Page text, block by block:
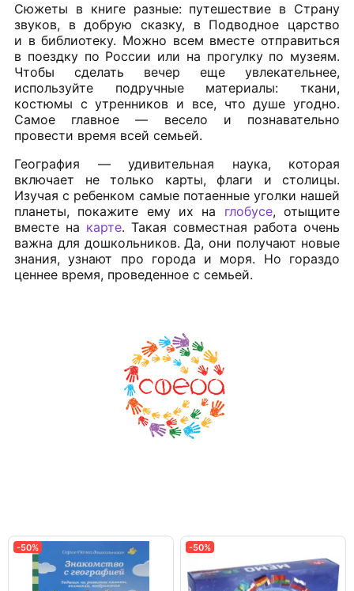
Сюжеты в книге разные: путешествие в Страну
звуков, в добрую сказку, в Подводное царство
и в библиотеку. Можно всем вместе отправиться
в поездку по России или на прогулку по музеям.
Чтобы сделать вечер еще увлекательнее,
используйте подручные материалы: ткани,
костюмы с утренников и все, что душе угодно.
Самое главное — весело и познавательно
провести время всей семьей.
География — удивительная наука, которая
включает не только карты, флаги и столицы.
Изучая с ребенком самые потаенные уголки нашей
планеты, покажите ему их на глобусе, отыщите
вместе на карте. Такая совместная работа очень
важна для дошкольников. Да, они получают новые
знания, узнают про города и моря. Но гораздо
ценнее время, проведенное с семьей.
-50% -50%